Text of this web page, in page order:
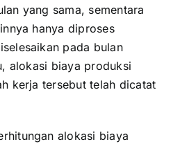
yang sama, sementara
hanya diproses
pada bulan
alokasi biaya produksi
kerja tersebut telah dicatat
alokasi biaya